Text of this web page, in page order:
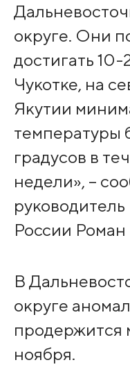
округе. Они
достигать
Чукотке, на
Якутии
температуры
градусов в
недели», –
России
В
округе
продержится
ноября.